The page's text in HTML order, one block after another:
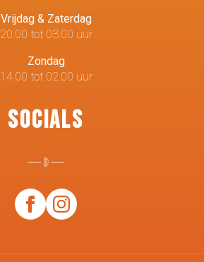
Vrijdag & Zaterdag
20.00 tot 03.00 uur
Zondag
14.00 tot 02.00 uur
Socials